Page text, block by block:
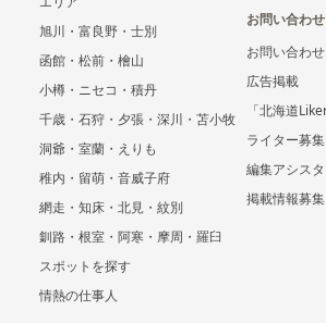
旭川・富良野・士別
函館・松前・檜山
小樽・ニセコ・積丹
千歳・石狩・夕張・深川・苫小牧
洞爺・室蘭・えりも
稚内・留萌・音威子府
網走・知床・北見・紋別
釧路・根室・阿寒・摩周・羅臼
スポットを探す
情熱の仕事人
お問い合わせ
お問い合わ
広告掲載
「北海道
ライター募集
編集アシス
掲載情報募集